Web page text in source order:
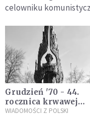
celowniku
Grudzień '70 - 44.
rocznica krwawej
pacyfikacji
WIADOMOŚCI Z POLSKI